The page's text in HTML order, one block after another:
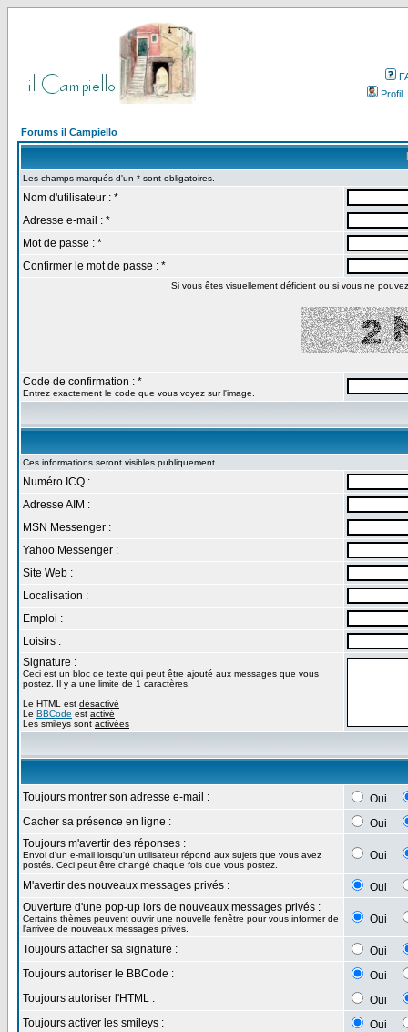
Profil
Forums il Campiello
Les champs marqués d'un * sont obligatoires.
Nom d'utilisateur : *
Adresse e-mail : *
Mot de passe : *
Confirmer le mot de passe : *
Si vous êtes visuellement déficient ou si vous ne
Code de confirmation : *
Entrez exactement le code que vous voyez sur l'image.
Ces informations seront visibles publiquement
Numéro ICQ :
Adresse AIM :
MSN Messenger :
Yahoo Messenger :
Site Web :
Localisation :
Emploi :
Loisirs :
Signature :
Ceci est un bloc de texte qui peut être ajouté aux messages que vous
postez. Il y a une limite de 1 caractères.
Le HTML est désactivé
Le BBCode est activé
Les smileys sont activées
Toujours montrer son adresse e-mail :
Oui
Cacher sa présence en ligne :
Oui
Toujours m'avertir des réponses :
Envoi d'un e-mail lorsqu'un utilisateur répond aux sujets que vous avez
postés. Ceci peut être changé chaque fois que vous postez.
Oui
M'avertir des nouveaux messages privés :
Oui
Ouverture d'une pop-up lors de nouveaux messages privés :
Certains thèmes peuvent ouvrir une nouvelle fenêtre pour vous informer de
l'arrivée de nouveaux messages privés.
Oui
Toujours attacher sa signature :
Oui
Toujours autoriser le BBCode :
Oui
Toujours autoriser l'HTML :
Oui
Toujours activer les smileys :
Oui